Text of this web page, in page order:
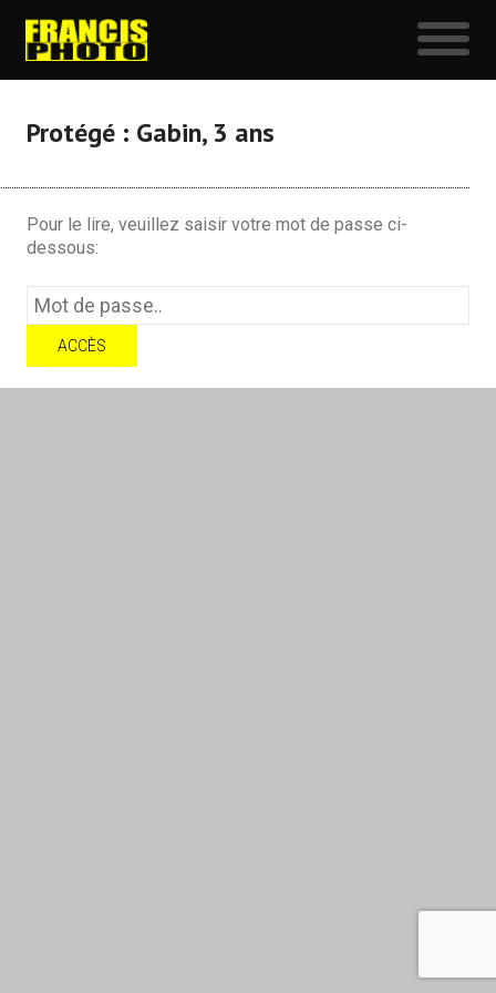
Protégé : Gabin, 3 ans
Pour le lire, veuillez saisir votre mot de passe ci-
dessous: